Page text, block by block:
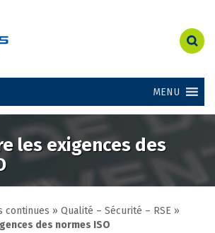
MENU
les exigences des
continues » Qualité – Sécurité – RSE »
des normes ISO